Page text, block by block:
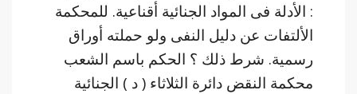
: الأدلة فى المواد الجنائية أقناعية. للمحكمة
الألتفات عن دليل النفى ولو حملته أوراق
رسمية. شرط ذلك ؟ الحكم باسم الشعب
محكمة النقض دائرة الثلاثاء ( د ) الجنائية